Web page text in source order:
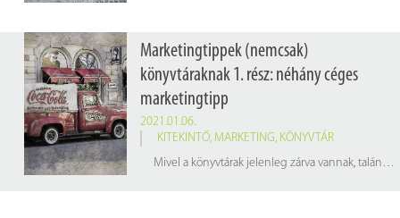
Marketingtippek (nemcsak)
könyvtáraknak 1. rész: néhány céges
marketingtipp
2021.01.06.
KITEKINTŐ, MARKETING, KÖNYVTÁR
Mivel a könyvtárak jelenleg zárva vannak, talán valamivel több idő jut a marketingre. Éppen ezért cikksorozatunkban összegyűjtöttünk néhány marketingtippet (nem csak könyvtáraknak), amelyek az intézmény népszerűsítését szolgálhatják. Az első részben a vállalatok marketing- és reklámstratégiájáról olvashatnak.